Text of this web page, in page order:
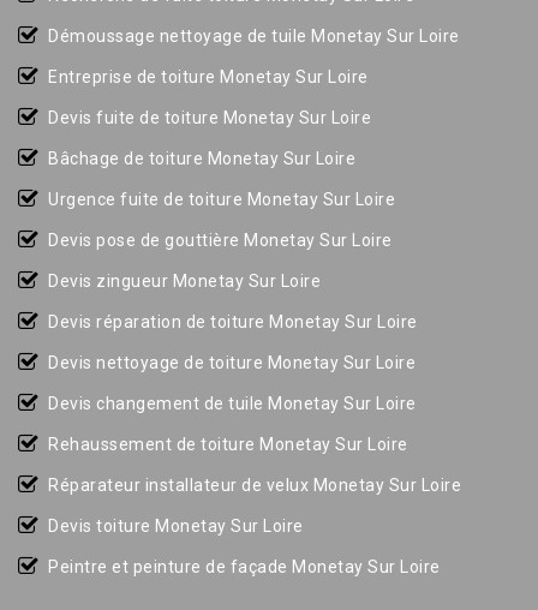
Démoussage nettoyage de tuile Monetay Sur Loire
Entreprise de toiture Monetay Sur Loire
Devis fuite de toiture Monetay Sur Loire
Bâchage de toiture Monetay Sur Loire
Urgence fuite de toiture Monetay Sur Loire
Devis pose de gouttière Monetay Sur Loire
Devis zingueur Monetay Sur Loire
Devis réparation de toiture Monetay Sur Loire
Devis nettoyage de toiture Monetay Sur Loire
Devis changement de tuile Monetay Sur Loire
Rehaussement de toiture Monetay Sur Loire
Réparateur installateur de velux Monetay Sur Loire
Devis toiture Monetay Sur Loire
Peintre et peinture de façade Monetay Sur Loire